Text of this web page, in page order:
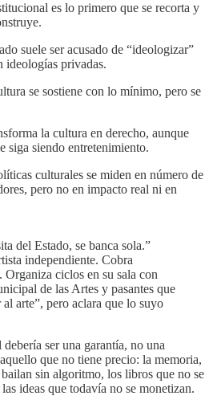
es lo primero que se recorta y
suele ser acusado de “ideologizar”
ideologías privadas.
se sostiene con lo mínimo, pero se
la cultura en derecho, aunque
siga siendo entretenimiento.
culturales se miden en número de
pero no en impacto real ni en
del Estado, se banca sola.”
independiente. Cobra
Organiza ciclos en su sala con
de las Artes y pasantes que
arte”, pero aclara que lo suyo
ser una garantía, no una
que no tiene precio: la memoria,
sin algoritmo, los libros que no se
ideas que todavía no se monetizan.